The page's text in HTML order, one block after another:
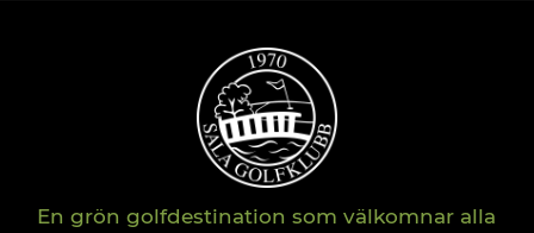
En grön golfdestination som välkomnar alla